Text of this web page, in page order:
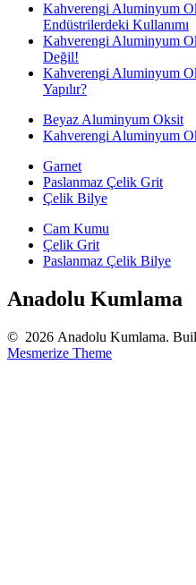
Kahverengi Aluminyum
Endüstrilerdeki Kullanımı
Kahverengi Aluminyum
Değil!
Kahverengi Aluminyum
Yapılır?
Beyaz Aluminyum Oksit
Kahverengi Aluminyum
Garnet
Paslanmaz Çelik Grit
Çelik Bilye
Cam Kumu
Çelik Grit
Paslanmaz Çelik Bilye
Anadolu Kumlama
© 2026 Anadolu Kumlama.
Mesmerize Theme